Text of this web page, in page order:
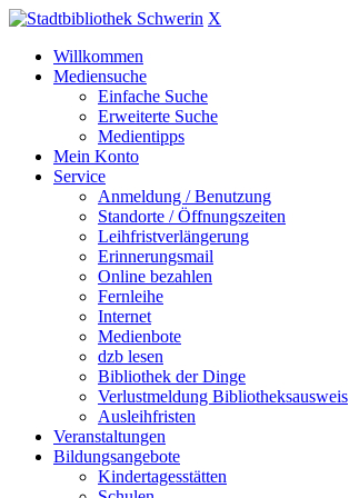
X
Willkommen
Mediensuche
Einfache Suche
Erweiterte Suche
Medientipps
Mein Konto
Service
Anmeldung / Benutzung
Standorte / Öffnungszeiten
Leihfristverlängerung
Erinnerungsmail
Online bezahlen
Fernleihe
Internet
Medienbote
dzb lesen
Bibliothek der Dinge
Verlustmeldung Bibliotheksausweis
Ausleihfristen
Veranstaltungen
Bildungsangebote
Kindertagesstätten